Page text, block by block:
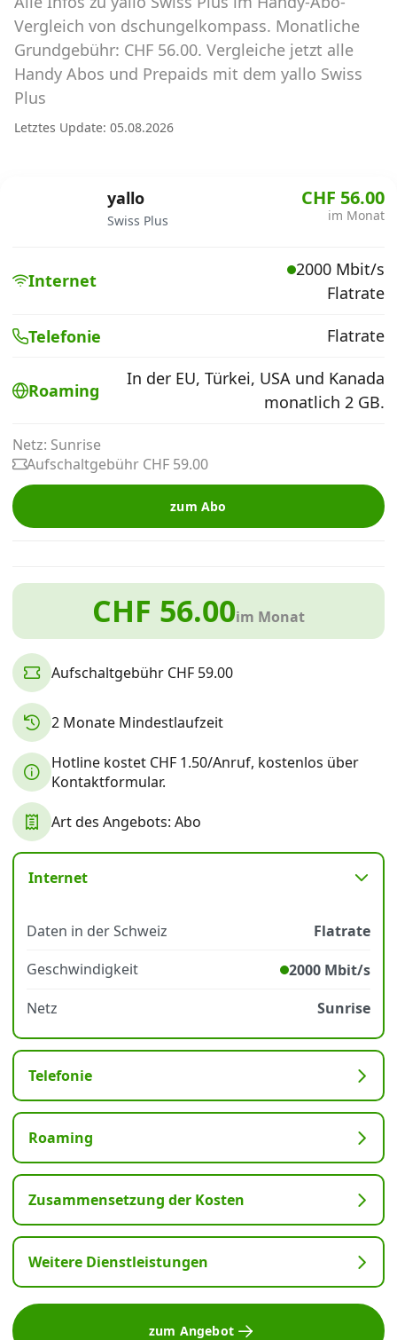
Abos für Tablets, Hotspots und Smart
Watches
Tarifrechner Handy-Abo
Alle Anbieter
Mobilfunknetz Schweiz
Handy-Abo kündigen oder
wechseln
Internet, TV, Telefon
Aktionen
News
Forum
Über uns
Datenschutz·AGB·Impressum
Vergleich von dschungelkompass. Monatliche
Grundgebühr: CHF 56.00. Vergleiche jetzt alle
Handy Abos und Prepaids mit dem yallo Swiss
Plus
Letztes Update: 05.08.2026
yallo
Swiss Plus
CHF 56.00
im Monat
Internet
2000 Mbit/s
Flatrate
Telefonie Flatrate
Roaming
In der EU, Türkei, USA und Kanada
monatlich 2 GB.
Netz: Sunrise
Aufschaltgebühr CHF 59.00
zum Abo
CHF 56.00im Monat
Aufschaltgebühr CHF 59.00
2 Monate Mindestlaufzeit
Hotline kostet CHF 1.50/Anruf, kostenlos über
Kontaktformular.
Art des Angebots: Abo
Internet
Daten in der Schweiz
Flatrate
Geschwindigkeit
2000 Mbit/s
Netz
Sunrise
Telefonie
Roaming
Zusammensetzung der Kosten
Weitere Dienstleistungen
zum Angebot